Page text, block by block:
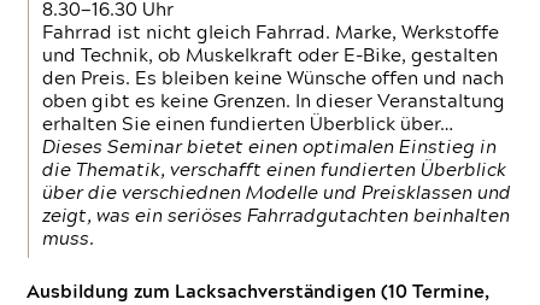
8.30—16.30 Uhr
Fahrrad ist nicht gleich Fahrrad. Marke, Werkstoffe
und Technik, ob Muskelkraft oder E-Bike, gestalten
den Preis. Es bleiben keine Wünsche offen und nach
oben gibt es keine Grenzen. In dieser Veranstaltung
erhalten Sie einen fundierten Überblick über…
Dieses Seminar bietet einen optimalen Einstieg in
die Thematik, verschafft einen fundierten Überblick
über die verschiednen Modelle und Preisklassen und
zeigt, was ein seriöses Fahrradgutachten beinhalten
muss.
Ausbildung zum Lacksachverständigen (10 Termine,